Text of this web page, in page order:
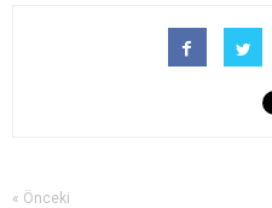
« Önceki